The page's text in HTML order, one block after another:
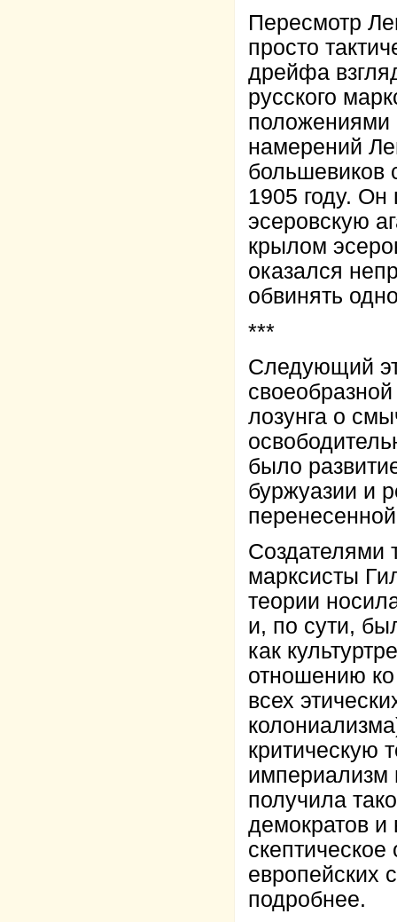
Пересмотр
просто
дрейфа
русского
положениями
намерений
большевиков
1905 году.
эсеровскую
крылом
оказался
обвинять
***
Следующий
лозунга о
было
буржуазии и
Создателями
марксисты
теории
и, по сути,
как
отношению
всех
критическую
империализм
получила
демократов и
европейских
подробнее.